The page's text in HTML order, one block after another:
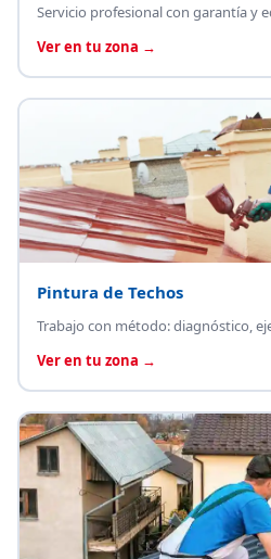
Servicio profesional con garantía y
Ver en tu zona →
Pintura de Techos
Trabajo con método: diagnóstico,
Ver en tu zona →